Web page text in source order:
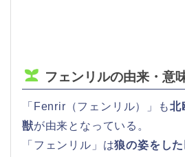
フェンリルの由来・意
「Fenrir（フェンリル）」も北
獣が由来となっている。
「フェンリル」は狼の姿をし